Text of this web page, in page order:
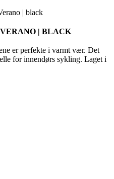
er perfekte i varmt vær. Det
for innendørs sykling. Laget i